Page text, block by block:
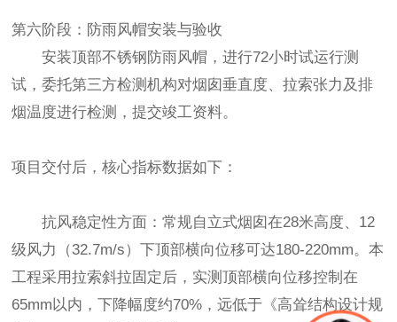
第六阶段：防雨风帽安装与验收
安装顶部不锈钢防雨风帽，进行72小时试运行测
试，委托第三方检测机构对烟囱垂直度、拉索张力及排
烟温度进行检测，提交竣工资料。
项目交付后，核心指标数据如下：
抗风稳定性方面：常规自立式烟囱在28米高度、12
级风力（32.7m/s）下顶部横向位移可达180-220mm。本
工程采用拉索斜拉固定后，实测顶部横向位移控制在
65mm以内，下降幅度约70%，远低于《高耸结构设计规